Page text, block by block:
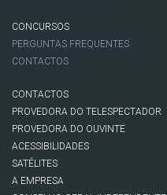
CONCURSOS
PERGUNTAS FREQUENTES
CONTACTOS
CONTACTOS
PROVEDORA DO TELESPECTADOR
PROVEDORA DO OUVINTE
ACESSIBILIDADES
SATÉLITES
A EMPRESA